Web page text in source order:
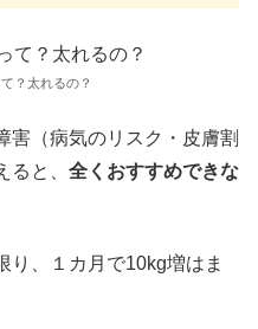
？太れるの？
害（病気のリスク・皮膚割
と、 全くおすすめできな
り、１カ月で10kg増はま